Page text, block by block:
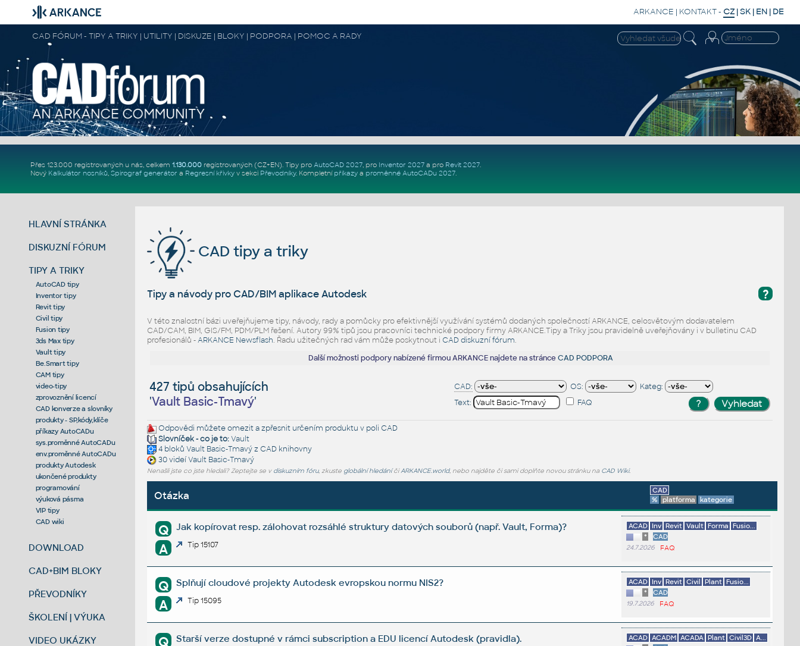
ARKANCE | KONTAKT- CZ |SK | EN | DE
CAD FÓRUM - TIPY A TRIKY | UTILITY | DISKUZE | BLOKY | PODPORA | POMOC A RADY
Přes 123.000 registrovaných u nás, celkem 1.130.000registrovaných (CZ+EN). Tipy pro AutoCAD 2027, pro Inventor 2027a pro Revit 2027.
Nový Kalkulátor nosníků, Spirograf generátor a Regresní křivkyv sekci Převodníky. Kompletní příkazya proměnné AutoCADu 2027.
HLAVNÍ STRÁNKA
DISKUZNÍ FÓRUM
TIPY A TRIKY
AutoCAD tipy
Inventor tipy
Revit tipy
Civil tipy
Fusion tipy
3ds Max tipy
Vault tipy
Be.Smart tipy
CAM tipy
video-tipy
zprovoznění licencí
CAD konverze a slovníky
produkty - SP,kódy,klíče
příkazy AutoCADu
sys.proměnné AutoCADu
env.proměnné AutoCADu
produkty Autodesk
ukončené produkty
programování
výuková pásma
VIP tipy
CAD wiki
DOWNLOAD
CAD+BIM BLOKY
PŘEVODNÍKY
ŠKOLENÍ | VÝUKA
VIDEO UKÁZKY
CAD tipy a triky
?
Tipy a návody pro CAD/BIM aplikace Autodesk
V této znalostní bázi uveřejňujeme tipy, návody, rady a pomůcky pro efektivnější využívání systémů dodaných společností ARKANCE, celosvětovým dodavatelem
CAD/CAM, BIM, GIS/FM, PDM/PLM řešení. Autory 99% tipů jsou pracovníci technické podpory firmy ARKANCE.Tipy a Triky jsou pravidelně uveřejňovány i v bulletinu CAD
profesionálů -ARKANCE Newsflash. Řadu užitečných rad vám může poskytnout i CAD diskuzní fórum.
Další možnosti podpory nabízené firmou ARKANCE najdete na stránceCAD PODPORA
427 tipů obsahujících
'Vault Basic-Tmavý'
CAD: OS:
Kateg:
Text:
FAQ
Odpovědi můžete omezit a zpřesnit určením produktu v poli CAD
Slovníček - co je to:Vault
4 bloků Vault Basic-Tmavýz CAD knihovny
30 videíVault Basic-Tmavý
Nenašli jste co jste hledali? Zeptejte se v diskuzním fóru, zkuste globální hledáníčiARKANCE.world, nebo najděte či sami doplňte novou stránku na CAD Wiki.
Otázka
CAD
%
platforma kategorie
Q Jak kopírovat resp. zálohovat rozsáhlé struktury datových souborů (např. Vault, Forma)?
A Tip 15107
ACAD Inv Revit Vault Forma Fusio...
*
CAD
24.7.2026 FAQ
Q Splňují cloudové projekty Autodesk evropskou normu NIS2?
A Tip 15095
ACAD Inv Revit Civil Plant Fusio...
*
CAD
19.7.2026 FAQ
Q Starší verze dostupné v rámci subscription a EDU licencí Autodesk (pravidla). ACAD ACADM ACADA Plant Civil3D A...